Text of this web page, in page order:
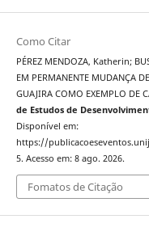
Como Citar
PÉREZ MENDOZA, Katherin;
EM PERMANENTE MUDANÇA
GUAJIRA COMO EXEMPLO DE
de Estudos de
Disponível em:
https://
5. Acesso em: 8 ago. 2026.
Fomatos de Citação